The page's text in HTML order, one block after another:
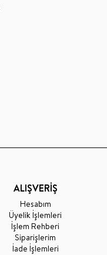
ALIŞVERİŞ
Hesabım
Üyelik İşlemleri
İşlem Rehberi
Siparişlerim
İade İşlemleri